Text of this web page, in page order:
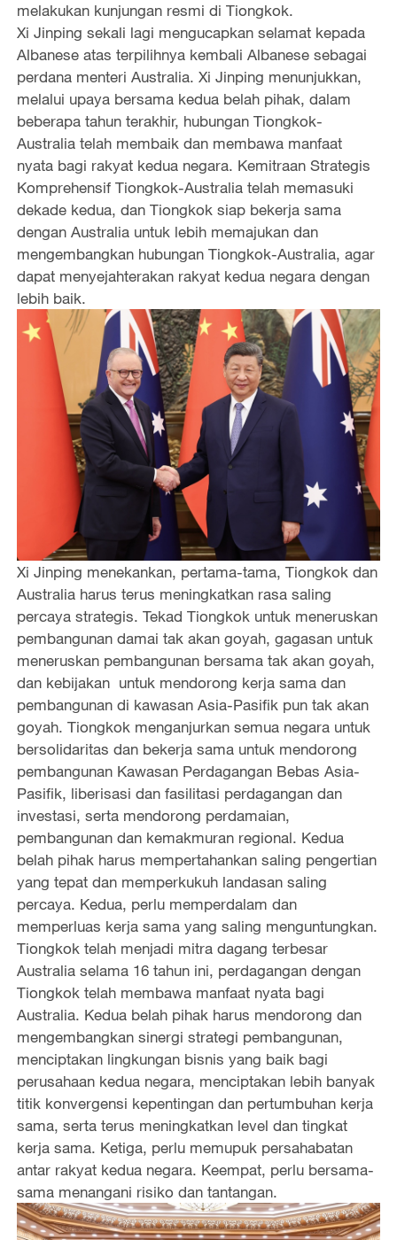
y
V
i
d
e
o
melakukan kunjungan resmi di Tiongkok.
Xi Jinping sekali lagi mengucapkan selamat kepada
Albanese atas terpilihnya kembali Albanese sebagai
perdana menteri Australia. Xi Jinping menunjukkan,
melalui upaya bersama kedua belah pihak, dalam
beberapa tahun terakhir, hubungan Tiongkok-
Australia telah membaik dan membawa manfaat
nyata bagi rakyat kedua negara. Kemitraan Strategis
Komprehensif Tiongkok-Australia telah memasuki
dekade kedua, dan Tiongkok siap bekerja sama
dengan Australia untuk lebih memajukan dan
mengembangkan hubungan Tiongkok-Australia, agar
dapat menyejahterakan rakyat kedua negara dengan
lebih baik.
Xi Jinping menekankan, pertama-tama, Tiongkok dan
Australia harus terus meningkatkan rasa saling
percaya strategis. Tekad Tiongkok untuk meneruskan
pembangunan damai tak akan goyah, gagasan untuk
meneruskan pembangunan bersama tak akan goyah,
dan kebijakan untuk mendorong kerja sama dan
pembangunan di kawasan Asia-Pasifik pun tak akan
goyah. Tiongkok menganjurkan semua negara untuk
bersolidaritas dan bekerja sama untuk mendorong
pembangunan Kawasan Perdagangan Bebas Asia-
Pasifik, liberisasi dan fasilitasi perdagangan dan
investasi, serta mendorong perdamaian,
pembangunan dan kemakmuran regional. Kedua
belah pihak harus mempertahankan saling pengertian
yang tepat dan memperkukuh landasan saling
percaya. Kedua, perlu memperdalam dan
memperluas kerja sama yang saling menguntungkan.
Tiongkok telah menjadi mitra dagang terbesar
Australia selama 16 tahun ini, perdagangan dengan
Tiongkok telah membawa manfaat nyata bagi
Australia. Kedua belah pihak harus mendorong dan
mengembangkan sinergi strategi pembangunan,
menciptakan lingkungan bisnis yang baik bagi
perusahaan kedua negara, menciptakan lebih banyak
titik konvergensi kepentingan dan pertumbuhan kerja
sama, serta terus meningkatkan level dan tingkat
kerja sama. Ketiga, perlu memupuk persahabatan
antar rakyat kedua negara. Keempat, perlu bersama-
sama menangani risiko dan tantangan.